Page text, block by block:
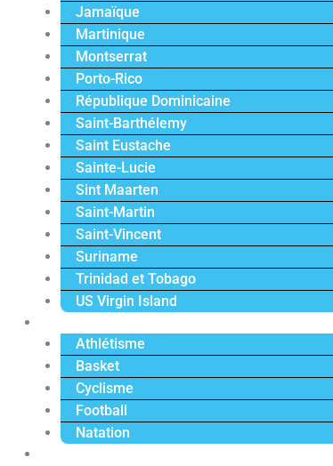
Jamaïque
Martinique
Montserrat
Porto-Rico
République Dominicaine
Saint-Barthélemy
Saint Eustache
Sainte-Lucie
Sint Maarten
Saint-Martin
Saint-Vincent
Suriname
Trinidad et Tobago
US Virgin Island
Athlétisme
Basket
Cyclisme
Football
Natation